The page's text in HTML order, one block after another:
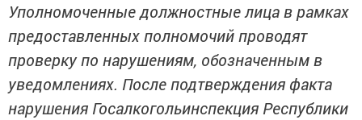
Уполномоченные должностные лица в рамках
предоставленных полномочий проводят
проверку по нарушениям, обозначенным в
уведомлениях. После подтверждения факта
нарушения Госалкогольинспекция Республики